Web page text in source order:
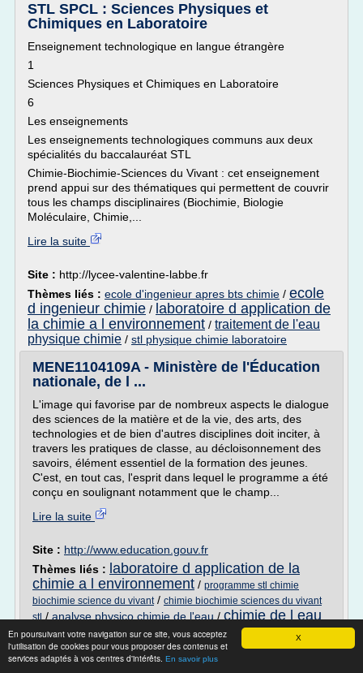
X
En poursuivant votre navigation sur ce site, vous acceptez
l'utilisation de cookies pour vous proposer des contenus et
services adaptés à vos centres d'intérêts. En savoir plus
STL SPCL : Sciences Physiques et
Chimiques en Laboratoire
Enseignement technologique en langue étrangère
1
Sciences Physiques et Chimiques en Laboratoire
6
Les enseignements
Les enseignements technologiques communs aux deux
spécialités du baccalauréat STL
Chimie-Biochimie-Sciences du Vivant : cet enseignement
prend appui sur des thématiques qui permettent de couvrir
tous les champs disciplinaires (Biochimie, Biologie
Moléculaire, Chimie,...
Lire la suite
Site : http://lycee-valentine-labbe.fr
Thèmes liés : ecole d'ingenieur apres bts chimie / ecole
d ingenieur chimie / laboratoire d application de
la chimie a l environnement / traitement de l'eau
physique chimie / stl physique chimie laboratoire
MENE1104109A - Ministère de l'Éducation
nationale, de l ...
L'image qui favorise par de nombreux aspects le dialogue
des sciences de la matière et de la vie, des arts, des
technologies et de bien d'autres disciplines doit inciter, à
travers les pratiques de classe, au décloisonnement des
savoirs, élément essentiel de la formation des jeunes.
C'est, en tout cas, l'esprit dans lequel le programme a été
conçu en soulignant notamment que le champ...
Lire la suite
Site : http://www.education.gouv.fr
Thèmes liés : laboratoire d application de la
chimie a l environnement / programme stl chimie
biochimie science du vivant/ chimie biochimie sciences du vivant
stl / analyse physico chimie de l'eau / chimie de l eau
et de l environnement
DUT Génie Chimique - Génie des Procédés |